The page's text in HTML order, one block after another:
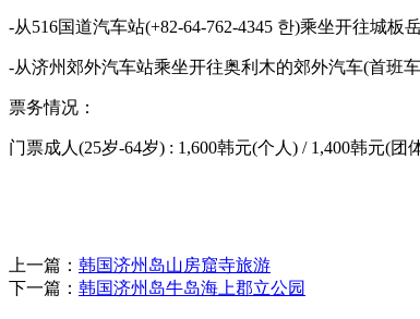
-从516国道汽车站(+82-64-762-4345 한)乘坐开往城
-从济州郊外汽车站乘坐开往奥利木的郊外汽车(首班
票务情况：
门票成人(25岁-64岁) : 1,600韩元(个人) / 1,400韩元(
上一篇： 韩国济州岛山房窟寺旅游
下一篇： 韩国济州岛牛岛海上郡立公园